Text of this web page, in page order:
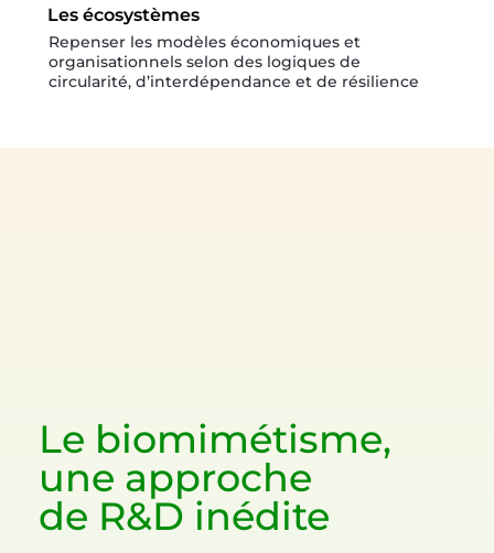
Les écosystèmes
Repenser les modèles économiques et
organisationnels selon des logiques de
circularité, d’interdépendance et de résilience
Le biomimétisme,
une approche
de R&D inédite